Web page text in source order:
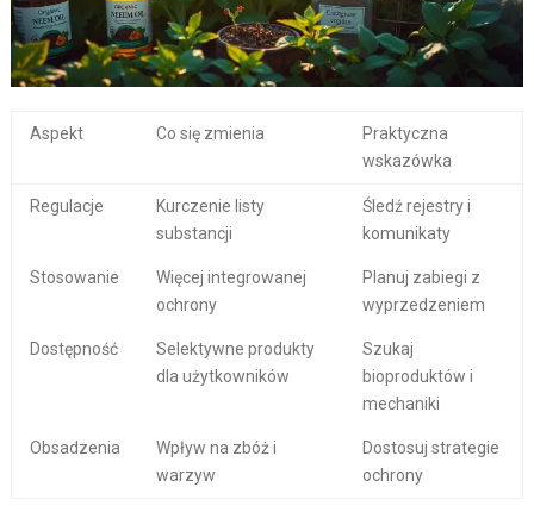
Aspekt Co się zmienia
Praktyczna
wskazówka
Regulacje
Kurczenie listy
substancji
Śledź rejestry i
komunikaty
Stosowanie
Więcej integrowanej
ochrony
Planuj zabiegi z
wyprzedzeniem
Dostępność
Selektywne produkty
dla użytkowników
Szukaj
bioproduktów i
mechaniki
Obsadzenia
Wpływ na zbóż i
warzyw
Dostosuj strategie
ochrony